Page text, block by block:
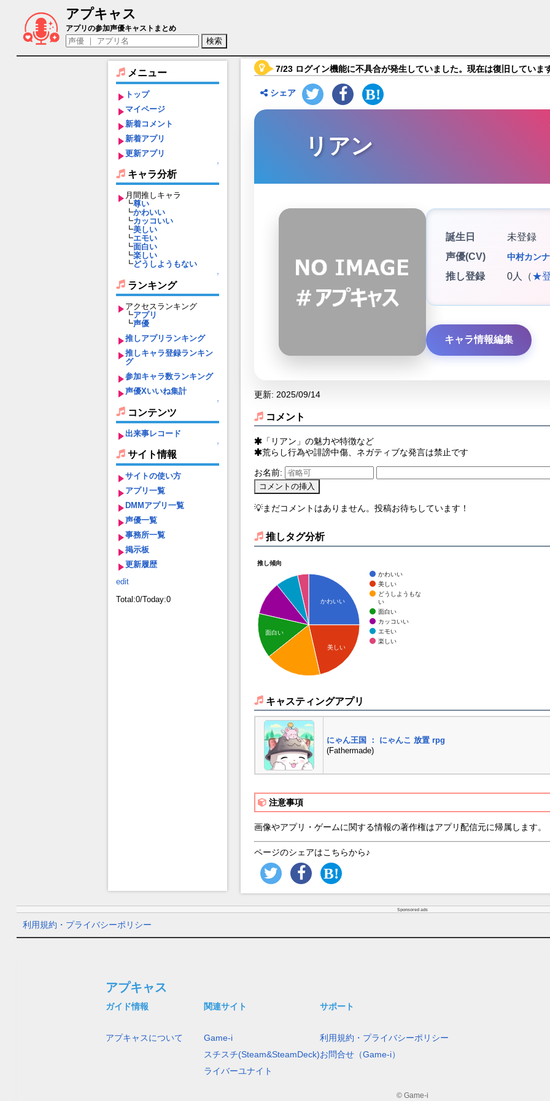
アプキャス
リアン（声優：中村カンナ)【にゃん王国 ： にゃんこ 放置 rpg】キャラ紹介
アプリの参加声優キャストまとめ
メニュー
トップ
マイページ
新着コメント
新着アプリ
更新アプリ
↑
キャラ分析
月間推しキャラ
┗尊い
┗かわいい
┗カッコいい
┗美しい
┗エモい
┗面白い
┗楽しい
┗どうしようもない
↑
ランキング
アクセスランキング
┗アプリ
┗声優
推しアプリランキング
推しキャラ登録ランキン
グ
参加キャラ数ランキング
声優Xいいね集計
↑
コンテンツ
出来事レコード
↑
サイト情報
サイトの使い方
アプリ一覧
DMMアプリ一覧
声優一覧
事務所一覧
掲示板
更新履歴
edit
Total:0/Today:0
7/23 ログイン機能に不具合が発生していました。現在は復旧していま
シェア
リアン
誕生日
未登録
声優(CV)
中村カンナ
推し登録 0人（★
キャラ情報編集
更新: 2025/09/14
コメント
「リアン」の魅力や特徴など
荒らし行為や誹謗中傷、ネガティブな発言は禁止です
お名前:
💡まだコメントはありません。投稿お待ちしています！
推しタグ分析
推し傾向
かわいい
美しい
どうしようもな
い
面白い
カッコいい
エモい
楽しい
かわいい
美しい
面白い
キャスティングアプリ
にゃん王国 ： にゃんこ 放置 rpg
(Fathermade)
注意事項
画像やアプリ・ゲームに関する情報の著作権はアプリ配信元に帰属します。
ページのシェアはこちらから♪
Sponsored ads
利用規約・プライバシーポリシー
アプキャス
ガイド情報
アプキャスについて
関連サイト
Game-i
スチスチ(Steam&SteamDeck)
ライバーユナイト
サポート
利用規約・プライバシーポリシー
お問合せ（Game-i）
© Game-i